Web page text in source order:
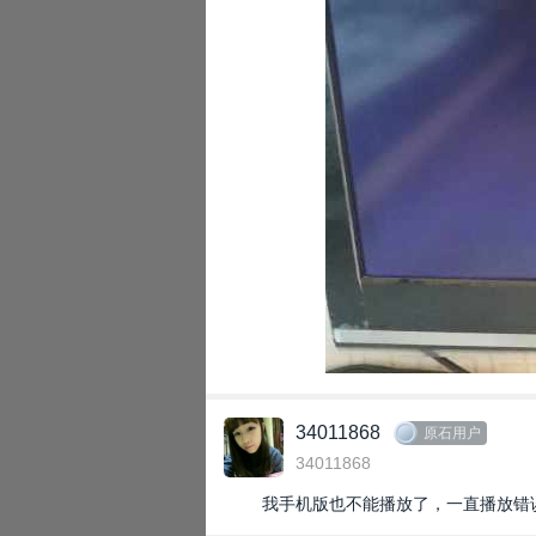
34011868 原石用户
34011868
我手机版也不能播放了，一直播放错